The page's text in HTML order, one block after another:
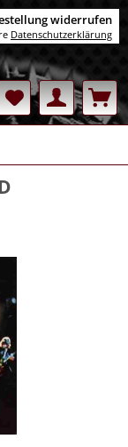
widerrufen
Datenschutzerklärung